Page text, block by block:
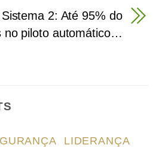
2: Até 95% do
no piloto automático…
LIDERANÇA